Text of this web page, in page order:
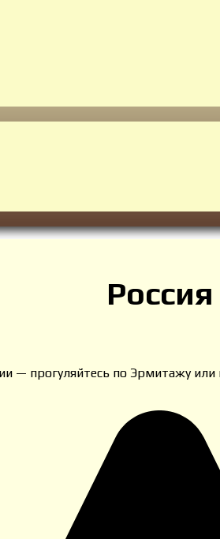
Россия
— прогуляйтесь по Эрмитажу